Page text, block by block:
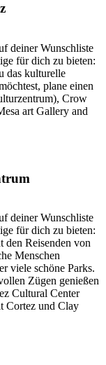
deiner Wunschliste
für dich zu bieten:
das kulturelle
plane einen
Crow
art Gallery and
deiner Wunschliste
für dich zu bieten:
den Reisenden von
Menschen
viele schöne Parks.
Zügen genießen
Cultural Center
Cortez und Clay